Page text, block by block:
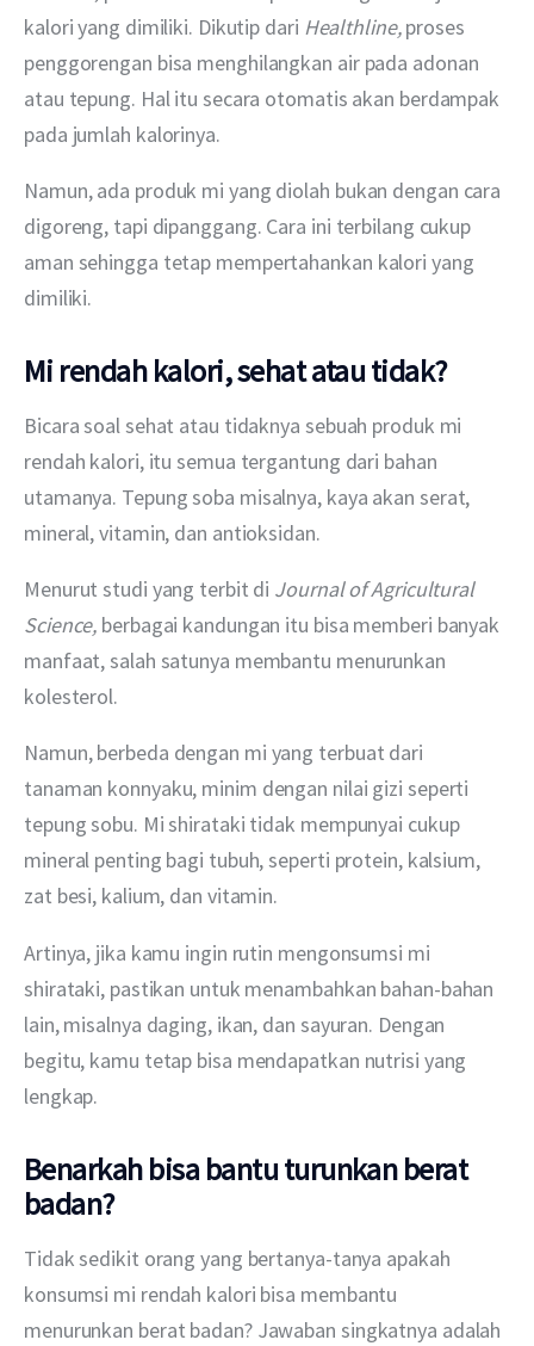
kalori yang dimiliki. Dikutip dari Healthline, proses
penggorengan bisa menghilangkan air pada adonan
atau tepung. Hal itu secara otomatis akan berdampak
pada jumlah kalorinya.
Namun, ada produk mi yang diolah bukan dengan cara
digoreng, tapi dipanggang. Cara ini terbilang cukup
aman sehingga tetap mempertahankan kalori yang
dimiliki.
Mi rendah kalori, sehat atau tidak?
Bicara soal sehat atau tidaknya sebuah produk mi
rendah kalori, itu semua tergantung dari bahan
utamanya. Tepung soba misalnya, kaya akan serat,
mineral, vitamin, dan antioksidan.
Menurut studi yang terbit di Journal of Agricultural
Science, berbagai kandungan itu bisa memberi banyak
manfaat, salah satunya membantu menurunkan
kolesterol.
Namun, berbeda dengan mi yang terbuat dari
tanaman konnyaku, minim dengan nilai gizi seperti
tepung sobu. Mi shirataki tidak mempunyai cukup
mineral penting bagi tubuh, seperti protein, kalsium,
zat besi, kalium, dan vitamin.
Artinya, jika kamu ingin rutin mengonsumsi mi
shirataki, pastikan untuk menambahkan bahan-bahan
lain, misalnya daging, ikan, dan sayuran. Dengan
begitu, kamu tetap bisa mendapatkan nutrisi yang
lengkap.
Benarkah bisa bantu turunkan berat
badan?
Tidak sedikit orang yang bertanya-tanya apakah
konsumsi mi rendah kalori bisa membantu
menurunkan berat badan? Jawaban singkatnya adalah